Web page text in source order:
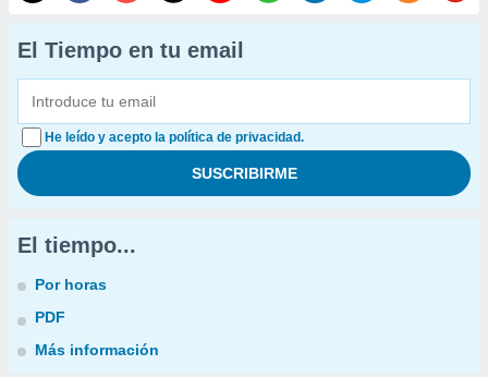
El Tiempo en tu email
He leído y acepto la política de privacidad.
El tiempo...
Por horas
PDF
Más información